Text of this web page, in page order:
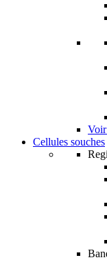
Cellules souches